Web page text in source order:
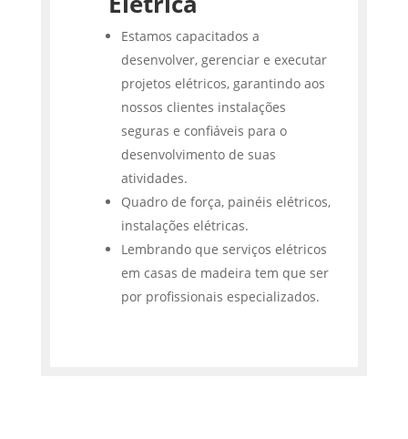
Estamos capacitados a
desenvolver, gerenciar e executar
projetos elétricos, garantindo aos
nossos clientes instalações
seguras e confiáveis para o
desenvolvimento de suas
atividades.
Quadro de força, painéis elétricos,
instalações elétricas.
Lembrando que serviços elétricos
em casas de madeira tem que ser
por profissionais especializados.